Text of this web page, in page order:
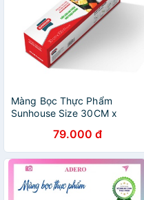
Màng Bọc Thực Phẩm
Sunhouse Size 30CM x
trong tủ lạnh và lò vi sóng
79.000 đ